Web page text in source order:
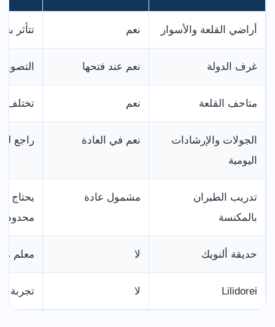
أراضي القلعة والأسوار نعم تتأثر
غرف الدولة نعم عند فتحها
متاحف القلعة نعم تختلف
الجولات والإرشادات
اليومية
نعم في العادة راجع
تدريب الطيران
بالمكنسة
مشمول عادة
يحتاج
حديقة ألنويك لا معلم
Lilidorei لا تجربة